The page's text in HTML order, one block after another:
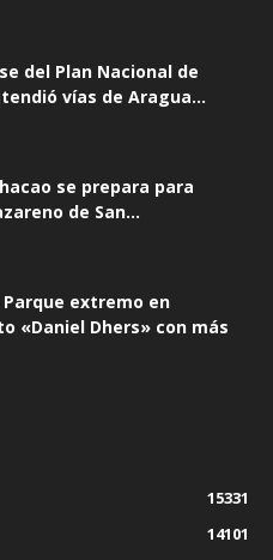
del Plan Nacional de
vías de Aragua...
se prepara para
de San...
extremo en
«Daniel Dhers» con más
15331
14101